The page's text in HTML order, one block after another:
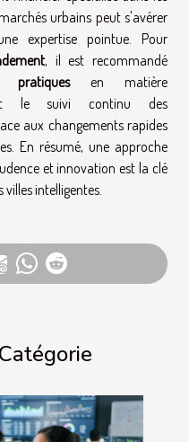
urbains peut s'avérer
expertise pointue. Pour
, il est recommandé
pratiquesen matière
le suivi continu des
aux changements rapides
En résumé, une approche
et innovation est la clé
intelligentes.